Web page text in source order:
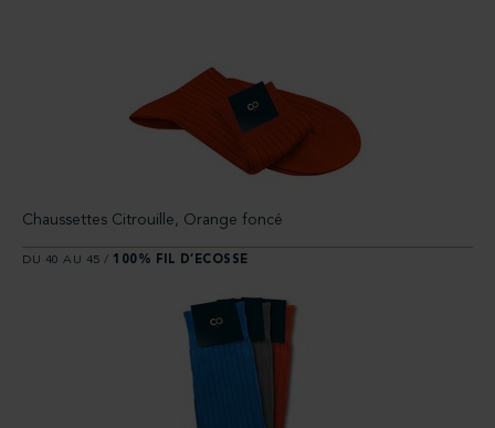
Chaussettes Citrouille, Orange foncé
DU 40 AU 45 / 100% FIL D’ECOSSE